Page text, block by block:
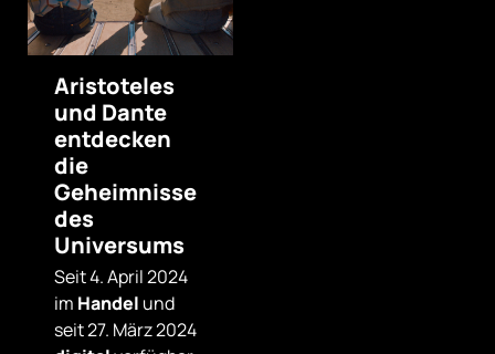
Aristoteles
und Dante
entdecken
die
Geheimnisse
des
Universums
Seit 4. April 2024
im Handel und
seit 27. März 2024